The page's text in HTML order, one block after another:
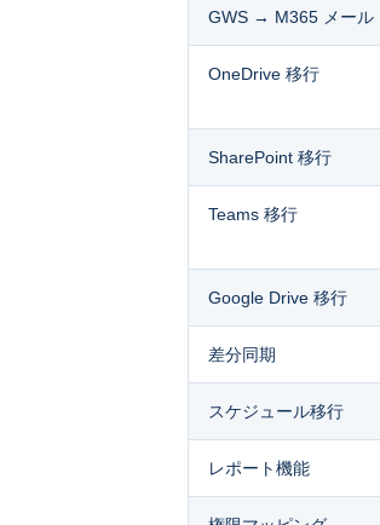
GWS → M365 メール
OneDrive 移行
SharePoint 移行
Teams 移行
Google Drive 移行
差分同期
スケジュール移行
レポート機能